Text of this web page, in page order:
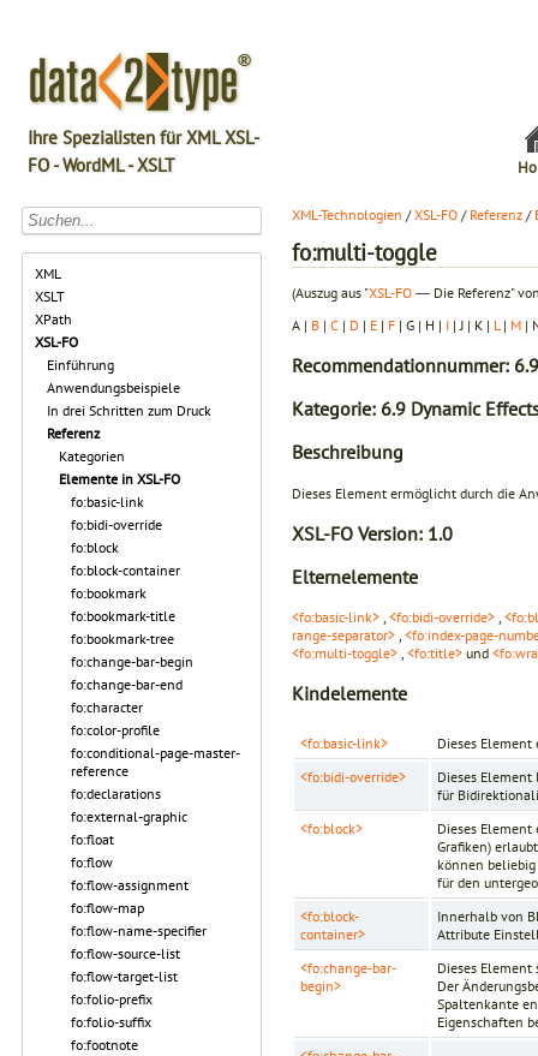
Ihre Spezialisten für XML XSL-
FO - WordML - XSLT
XML
XSLT
XPath
XSL-FO
Einführung
Anwendungsbeispiele
In drei Schritten zum Druck
Referenz
Kategorien
Elemente in XSL-FO
fo:basic-link
fo:bidi-override
fo:block
fo:block-container
fo:bookmark
fo:bookmark-title
fo:bookmark-tree
fo:change-bar-begin
fo:change-bar-end
fo:character
fo:color-profile
fo:conditional-page-master-
reference
fo:declarations
fo:external-graphic
fo:float
fo:flow
fo:flow-assignment
fo:flow-map
fo:flow-name-specifier
fo:flow-source-list
fo:flow-target-list
fo:folio-prefix
fo:folio-suffix
fo:footnote
XML-Technologien /XSL-FO / Referenz /
fo:multi-toggle
(Auszug aus "XSL-FO ― Die Referenz"
A | B | C | D | E | F | G | H | I | J | K | L | M |
Recommendationnummer:
Kategorie: 6.9 Dynamic
Beschreibung
Dieses Element ermöglicht durch die
XSL-FO Version: 1.0
Elternelemente
<fo:basic-link> , <fo:bidi-override> ,
range-separator> , <fo:index-page-
<fo:multi-toggle> , <fo:title> und
Kindelemente
<fo:basic-link>
Dieses
<fo:bidi-override>
Dieses
für
<fo:block>
Dieses
Grafiken)
können
für den
<fo:block-
container>
Innerhalb von
Attribute
<fo:change-bar-
begin>
Dieses Element
Der
Spaltenkante
Eigenschaften